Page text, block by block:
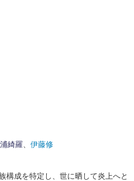
綺羅、 伊藤修
構成を特定し、世に晒して炎上へと